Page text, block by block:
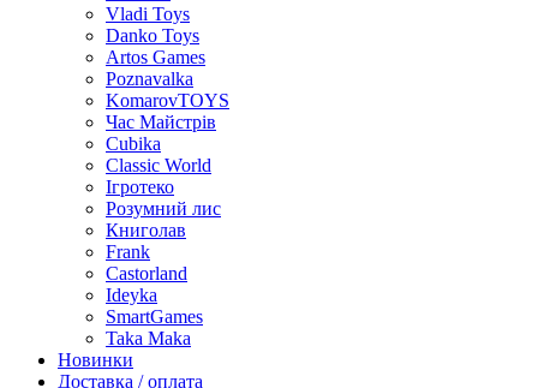
Vladi Toys
Danko Toys
Artos Games
Poznavalka
KomarovTOYS
Час Майстрів
Cubika
Classic World
Ігротеко
Розумний лис
Книголав
Frank
Castorland
Ideyka
SmartGames
Taka Maka
Новинки
Доставка / оплата